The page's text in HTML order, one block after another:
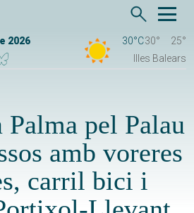
2026 30°C30°
25°
Illes Balears
Palma pel Palau
amb voreres
carril bici i